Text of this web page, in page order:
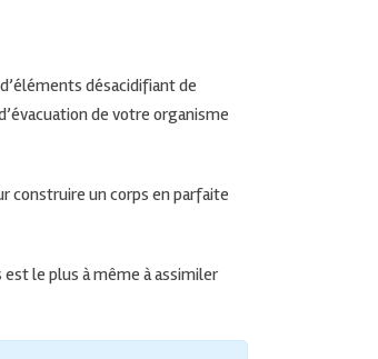
désacidifiant de
de votre organisme
construire un corps en parfaite
le plus à même à assimiler